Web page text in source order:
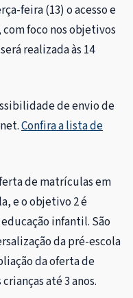
feira (13) o acesso e
foco nos objetivos
realizada às 14
de envio de
Confira a lista de
de matrículas em
e o objetivo 2 é
infantil. São
da pré-escola
da oferta de
até 3 anos.